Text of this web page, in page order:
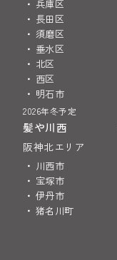
兵庫区
長田区
須磨区
垂水区
北区
西区
明石市
2026年冬予定
髪や川西
阪神北エリア
川西市
宝塚市
伊丹市
猪名川町